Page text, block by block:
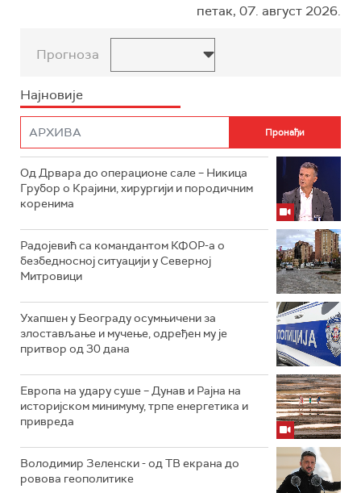
петак, 07. август 2026.
Прогноза
Најновије
Од Дрвара до операционе сале – Никица
Грубор о Крајини, хирургији и породичним
коренима
Радојевић са командантом КФОР-а о
безбедносној ситуацији у Северној
Митровици
Ухапшен у Београду осумњичени за
злостављање и мучење, одређен му је
притвор од 30 дана
Европа на удару суше – Дунав и Рајна на
историјском минимуму, трпе енергетика и
привреда
Володимир Зеленски - од ТВ екрана до
ровова геополитике